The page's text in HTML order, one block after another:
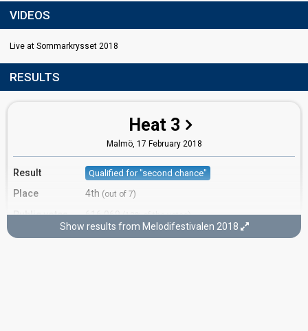
VIDEOS
Live at Sommarkrysset 2018
RESULTS
Heat 3
Malmö, 17 February 2018
Result Qualified for "second chance"
Place 4th (out of 7)
Public votes 616,069(13% of the votes)
Running order 3
Show results from Melodifestivalen 2018